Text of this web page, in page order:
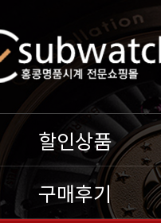
할인상품
구매후기